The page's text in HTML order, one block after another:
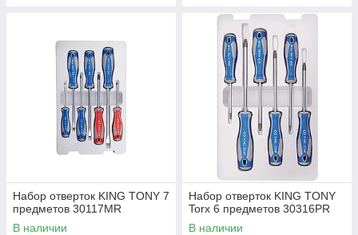
Набор отверток KING TONY 7
предметов 30117MR
В наличии
Набор отверток KING TONY
Torx 6 предметов 30316PR
В наличии